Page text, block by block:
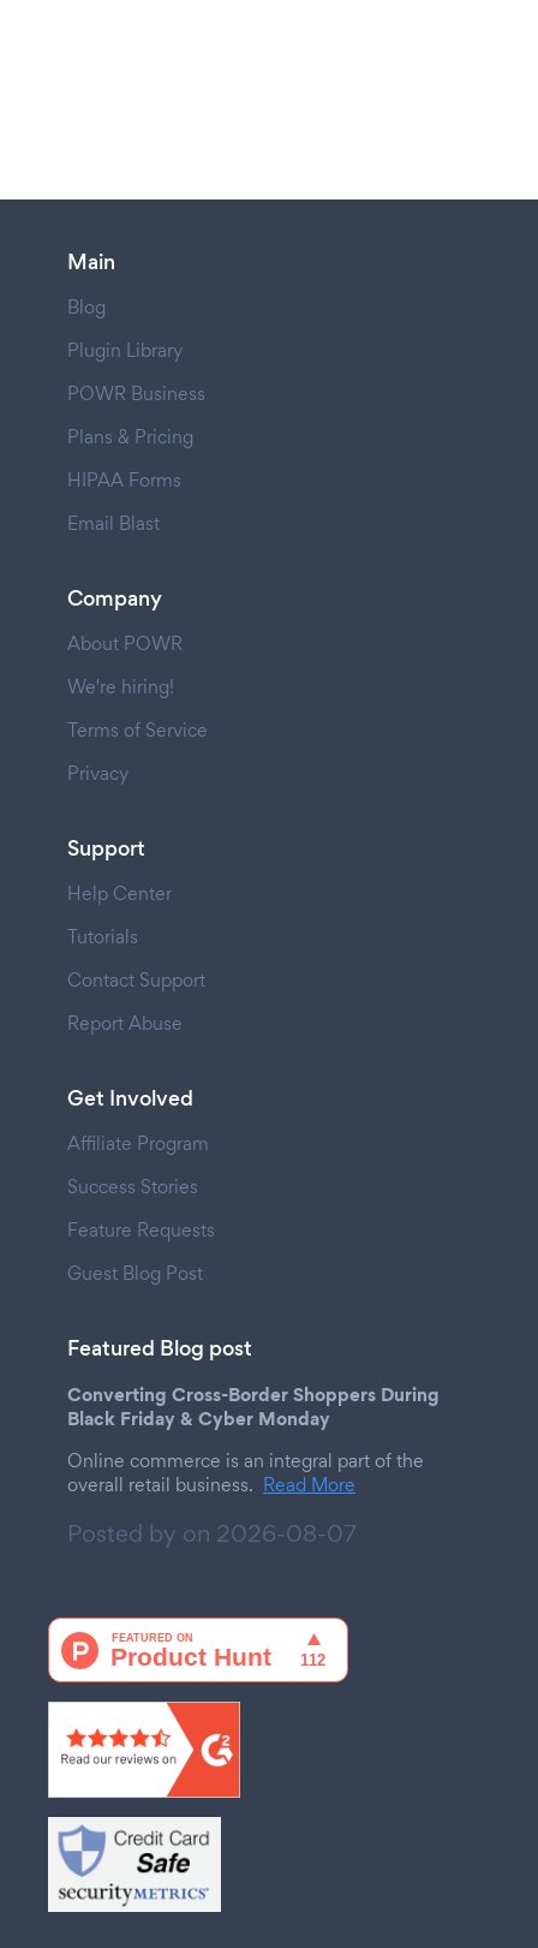
Main
Blog
Plugin Library
POWR Business
Plans & Pricing
HIPAA Forms
Email Blast
Company
About POWR
We're hiring!
Terms of Service
Privacy
Support
Help Center
Tutorials
Contact Support
Report Abuse
Get Involved
Affiliate Program
Success Stories
Feature Requests
Guest Blog Post
Featured Blog post
Converting Cross-Border Shoppers During
Black Friday & Cyber Monday
Online commerce is an integral part of the
overall retail business. Read More
Posted by on 2026-08-07